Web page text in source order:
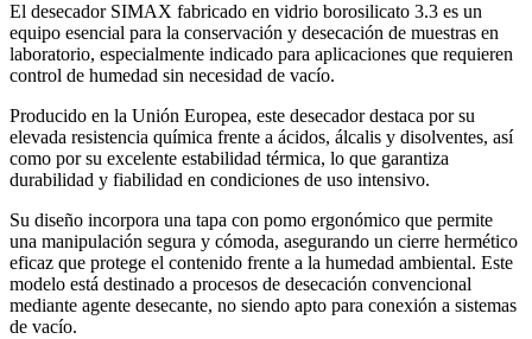
El desecador SIMAX fabricado en vidrio borosilicato 3.3 es un
equipo esencial para la conservación y desecación de muestras en
laboratorio, especialmente indicado para aplicaciones que requieren
control de humedad sin necesidad de vacío.
Producido en la Unión Europea, este desecador destaca por su
elevada resistencia química frente a ácidos, álcalis y disolventes, así
como por su excelente estabilidad térmica, lo que garantiza
durabilidad y fiabilidad en condiciones de uso intensivo.
Su diseño incorpora una tapa con pomo ergonómico que permite
una manipulación segura y cómoda, asegurando un cierre hermético
eficaz que protege el contenido frente a la humedad ambiental. Este
modelo está destinado a procesos de desecación convencional
mediante agente desecante, no siendo apto para conexión a sistemas
de vacío.